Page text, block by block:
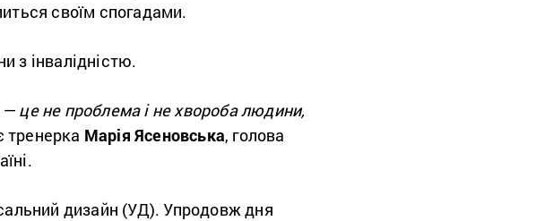
своїм спогадами.
з інвалідністю.
— це не проблема і не хвороба людини,
Марія Ясеновська, голова
дизайн (УД). Упродовж дня